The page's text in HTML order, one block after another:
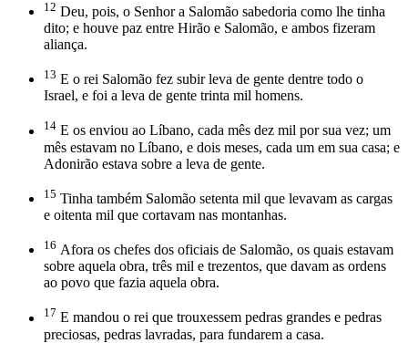
12 Deu, pois, o Senhor a Salomão sabedoria como lhe tinha
dito; e houve paz entre Hirão e Salomão, e ambos fizeram
aliança.
13 E o rei Salomão fez subir leva de gente dentre todo o
Israel, e foi a leva de gente trinta mil homens.
14 E os enviou ao Líbano, cada mês dez mil por sua vez; um
mês estavam no Líbano, e dois meses, cada um em sua casa; e
Adonirão estava sobre a leva de gente.
15 Tinha também Salomão setenta mil que levavam as cargas
e oitenta mil que cortavam nas montanhas.
16 Afora os chefes dos oficiais de Salomão, os quais estavam
sobre aquela obra, três mil e trezentos, que davam as ordens
ao povo que fazia aquela obra.
17 E mandou o rei que trouxessem pedras grandes e pedras
preciosas, pedras lavradas, para fundarem a casa.